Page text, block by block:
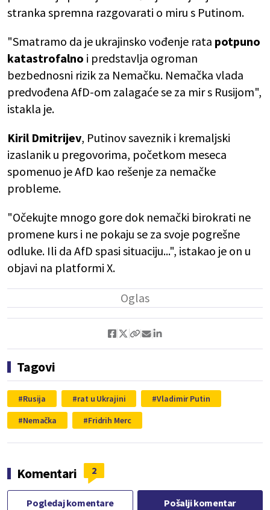
stranka spremna razgovarati o miru s Putinom.
"Smatramo da je ukrajinsko vođenje rata potpuno
katastrofalno i predstavlja ogroman
bezbednosni rizik za Nemačku. Nemačka vlada
predvođena AfD-om zalagaće se za mir s Rusijom",
istakla je.
Kiril Dmitrijev, Putinov saveznik i kremaljski
izaslanik u pregovorima, početkom meseca
spomenuo je AfD kao rešenje za nemačke
probleme.
"Očekujte mnogo gore dok nemački birokrati ne
promene kurs i ne pokaju se za svoje pogrešne
odluke. Ili da AfD spasi situaciju...", istakao je on u
objavi na platformi X.
Tagovi
Rusija rat u Ukrajini
Vladimir Putin
Nemačka
Fridrih Merc
Komentari 2
Pogledaj komentare Pošalji komentar